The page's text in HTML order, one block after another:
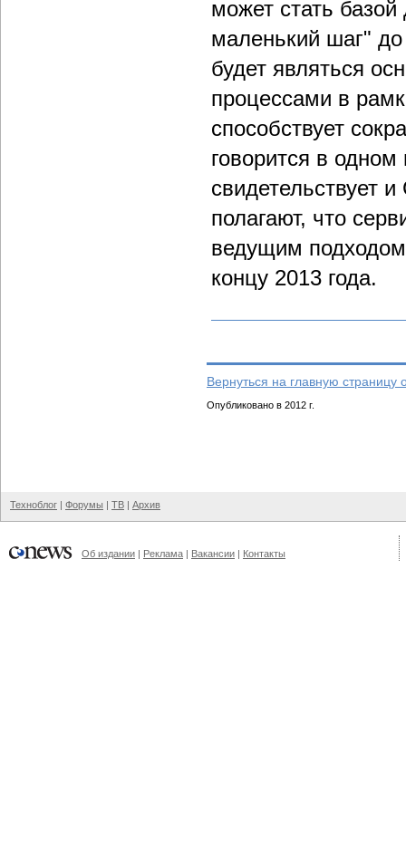
может стать
маленький шаг"
будет являться
процессами в
способствует
говорится в
свидетельствует
полагают, что
ведущим
концу 2013 года.
Вернуться на главную страницу
Опубликовано в 2012 г.
Техноблог | Форумы | ТВ | Архив
Об издании | Реклама | Вакансии | Контакты